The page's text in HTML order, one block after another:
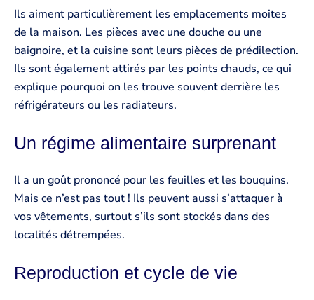
Ils aiment particulièrement les emplacements moites
de la maison. Les pièces avec une douche ou une
baignoire, et la cuisine sont leurs pièces de prédilection.
Ils sont également attirés par les points chauds, ce qui
explique pourquoi on les trouve souvent derrière les
réfrigérateurs ou les radiateurs.
Un régime alimentaire surprenant
Il a un goût prononcé pour les feuilles et les bouquins.
Mais ce n’est pas tout ! Ils peuvent aussi s’attaquer à
vos vêtements, surtout s’ils sont stockés dans des
localités détrempées.
Reproduction et cycle de vie